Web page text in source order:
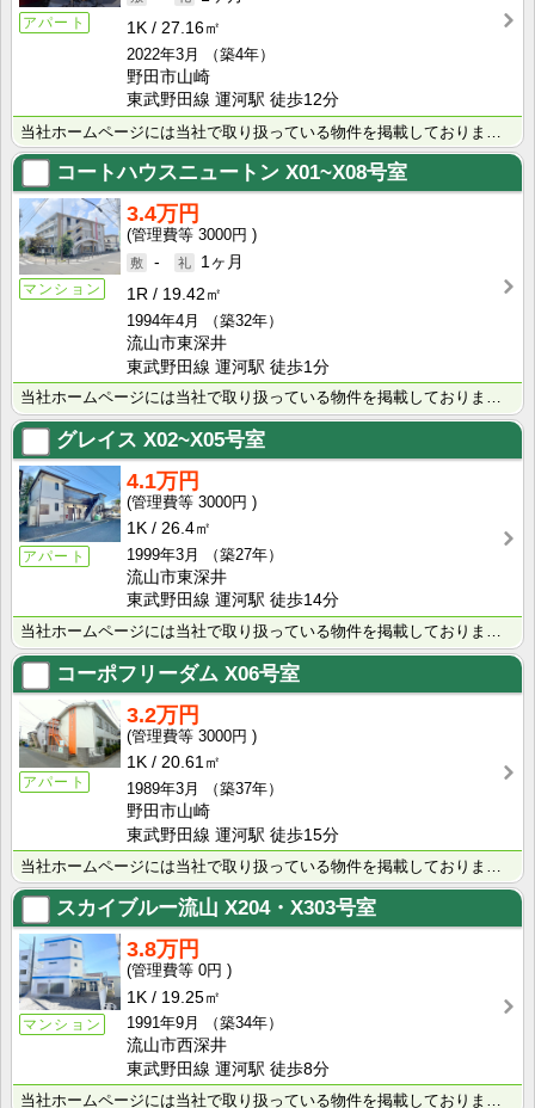
アパート
1K
27.16㎡
2022年3月
（築4年）
野田市山崎
東武野田線 運河駅 徒歩12分
コートハウスニュートン X01~X08号室
マンション
3.4万円
3000円
-
1ヶ月
1R
19.42㎡
1994年4月
（築32年）
流山市東深井
東武野田線 運河駅 徒歩1分
当社ホームページには当社で取り扱っている物件を掲載しております。 現在の募集状況に関しては、スタッフ･･･
グレイス X02~X05号室
アパート
4.1万円
3000円
1K
26.4㎡
1999年3月
（築27年）
流山市東深井
東武野田線 運河駅 徒歩14分
当社ホームページには当社で取り扱っている物件を掲載しております。 現在の募集状況に関しては、スタッフ･･･
コーポフリーダム X06号室
アパート
3.2万円
3000円
1K
20.61㎡
1989年3月
（築37年）
野田市山崎
東武野田線 運河駅 徒歩15分
スカイブルー流山 X204・X303号室
マンション
3.8万円
0円
1K
19.25㎡
1991年9月
（築34年）
流山市西深井
東武野田線 運河駅 徒歩8分